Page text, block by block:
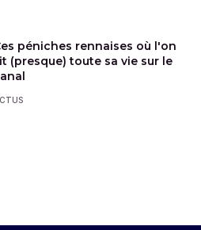
péniches rennaises où l'on
(presque) toute sa vie sur le